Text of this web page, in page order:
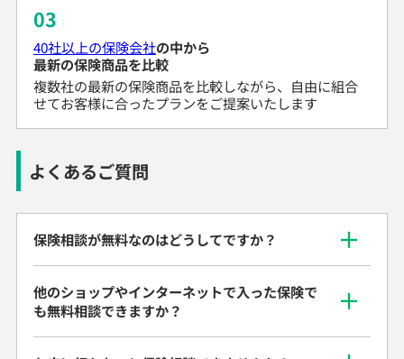
03
40社以上の保険会社の中から
最新の保険商品を比較
複数社の最新の保険商品を比較しながら、自由に組合
せてお客様に合ったプランをご提案いたします
よくあるご質問
保険相談が無料なのはどうしてですか？
他のショップやインターネットで入った保険で
も無料相談できますか？